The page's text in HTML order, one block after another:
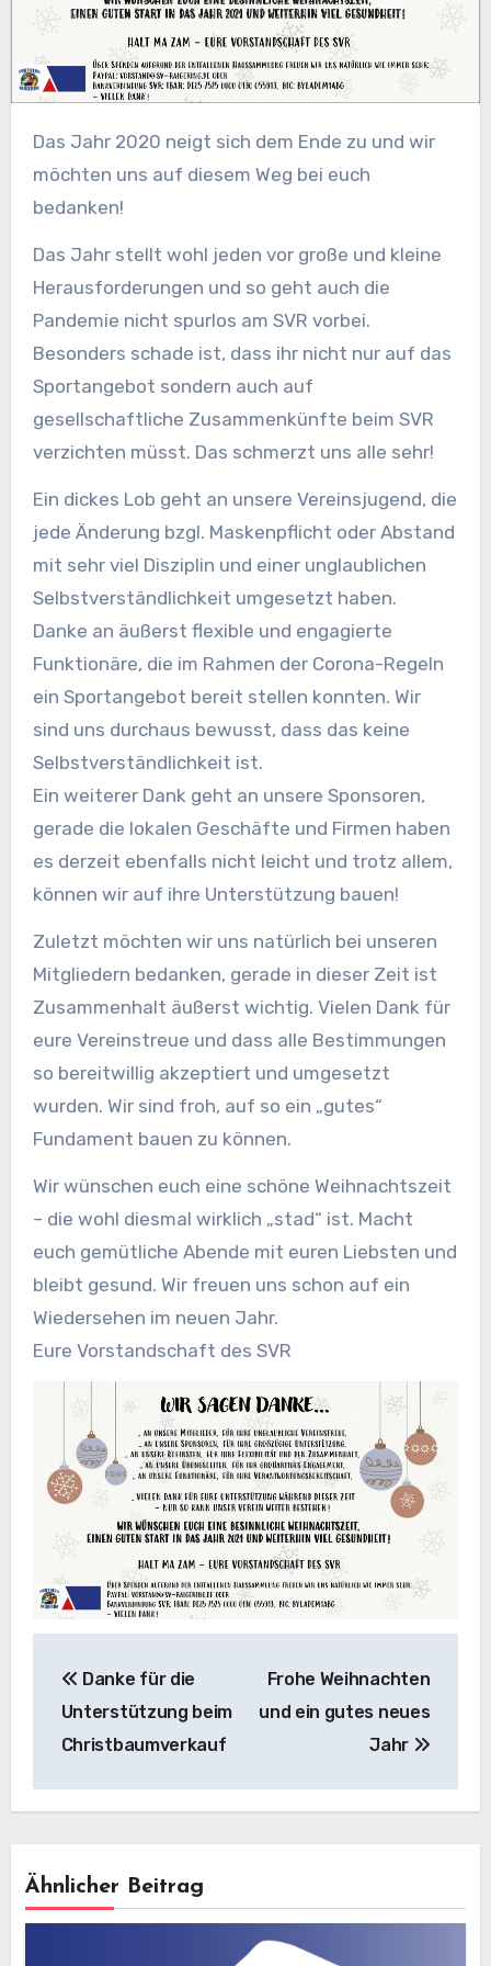
Das Jahr 2020 neigt sich dem Ende zu und wir
möchten uns auf diesem Weg bei euch
bedanken!
Das Jahr stellt wohl jeden vor große und kleine
Herausforderungen und so geht auch die
Pandemie nicht spurlos am SVR vorbei.
Besonders schade ist, dass ihr nicht nur auf das
Sportangebot sondern auch auf
gesellschaftliche Zusammenkünfte beim SVR
verzichten müsst. Das schmerzt uns alle sehr!
Ein dickes Lob geht an unsere Vereinsjugend, die
jede Änderung bzgl. Maskenpflicht oder Abstand
mit sehr viel Disziplin und einer unglaublichen
Selbstverständlichkeit umgesetzt haben.
Danke an äußerst flexible und engagierte
Funktionäre, die im Rahmen der Corona-Regeln
ein Sportangebot bereit stellen konnten. Wir
sind uns durchaus bewusst, dass das keine
Selbstverständlichkeit ist.
Ein weiterer Dank geht an unsere Sponsoren,
gerade die lokalen Geschäfte und Firmen haben
es derzeit ebenfalls nicht leicht und trotz allem,
können wir auf ihre Unterstützung bauen!
Zuletzt möchten wir uns natürlich bei unseren
Mitgliedern bedanken, gerade in dieser Zeit ist
Zusammenhalt äußerst wichtig. Vielen Dank für
eure Vereinstreue und dass alle Bestimmungen
so bereitwillig akzeptiert und umgesetzt
wurden. Wir sind froh, auf so ein „gutes“
Fundament bauen zu können.
Wir wünschen euch eine schöne Weihnachtszeit
– die wohl diesmal wirklich „stad“ ist. Macht
euch gemütliche Abende mit euren Liebsten und
bleibt gesund. Wir freuen uns schon auf ein
Wiedersehen im neuen Jahr.
Eure Vorstandschaft des SVR
Danke für die
Unterstützung beim
Christbaumverkauf
Frohe Weihnachten
und ein gutes neues
Jahr
Ähnlicher Beitrag